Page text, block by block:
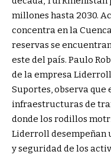
millones hasta 2030.
concentra en la
reservas se
este del país. Paulo
de la empresa
Suportes, observa que
infraestructuras de
donde los rodillos
Liderroll desempeñan
y seguridad de los